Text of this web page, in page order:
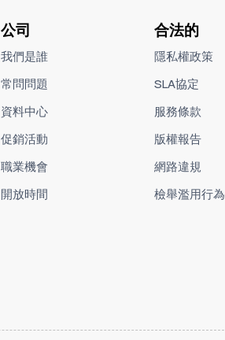
公司
我們是誰
常問問題
資料中心
促銷活動
職業機會
開放時間
合法的
隱私權政策
SLA協定
服務條款
版權報告
網路違規
檢舉濫用行為